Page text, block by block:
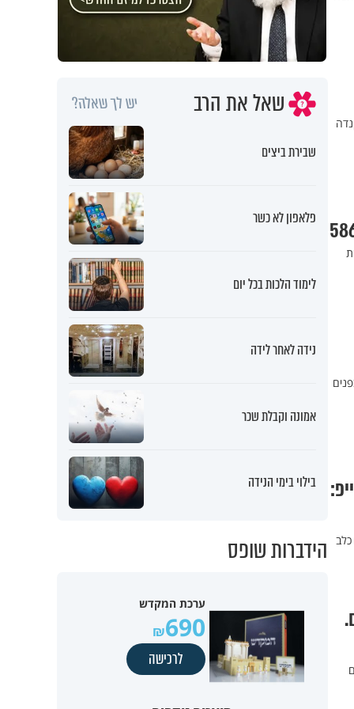
שאל את הרב יש לך שאלה?
שבירת ביצים
פלאפון לא כשר
לימוד הלכות בכל יום
נידה לאחר לידה
אמונה וקבלת שכר
בילוי בימי הנידה
הידברות שופס
ערכת המקדש
690
לרכישה